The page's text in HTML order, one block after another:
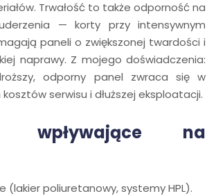
Trwałość to także odporność na
— korty przy intensywnym
paneli o zwiększonej twardości i
naprawy. Z mojego doświadczenia:
odporny panel zwraca się w
serwisu i dłuższej eksploatacji.
wpływające na
(lakier poliuretanowy, systemy HPL).